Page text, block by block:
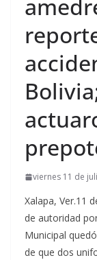
viernes 11 de
Xalapa, Ver.11
de autoridad
Municipal
de que dos